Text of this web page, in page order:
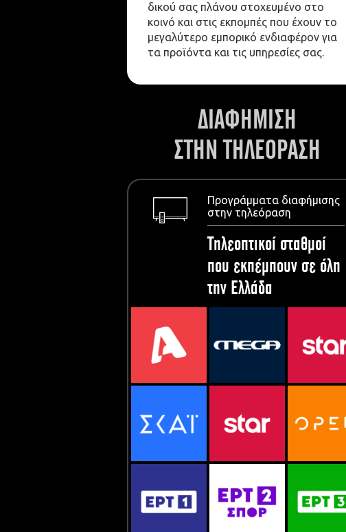
δικού σας πλάνου στοχευμένο στο
κοινό και στις εκπομπές που έχουν το
μεγαλύτερο εμπορικό ενδιαφέρον για
τα προϊόντα και τις υπηρεσίες σας.
ΔΙΑΦΗΜΙΣΗ
ΣΤΗΝ ΤΗΛΕΟΡΑΣΗ
Προγράμματα διαφήμισης
στην τηλεόραση
Τηλεοπτικοί σταθμοί
που εκπέμπουν σε όλη
την Ελλάδα